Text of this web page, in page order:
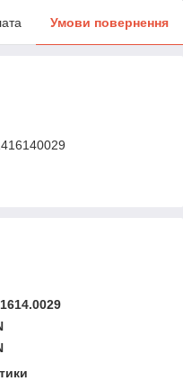
Умови повернення